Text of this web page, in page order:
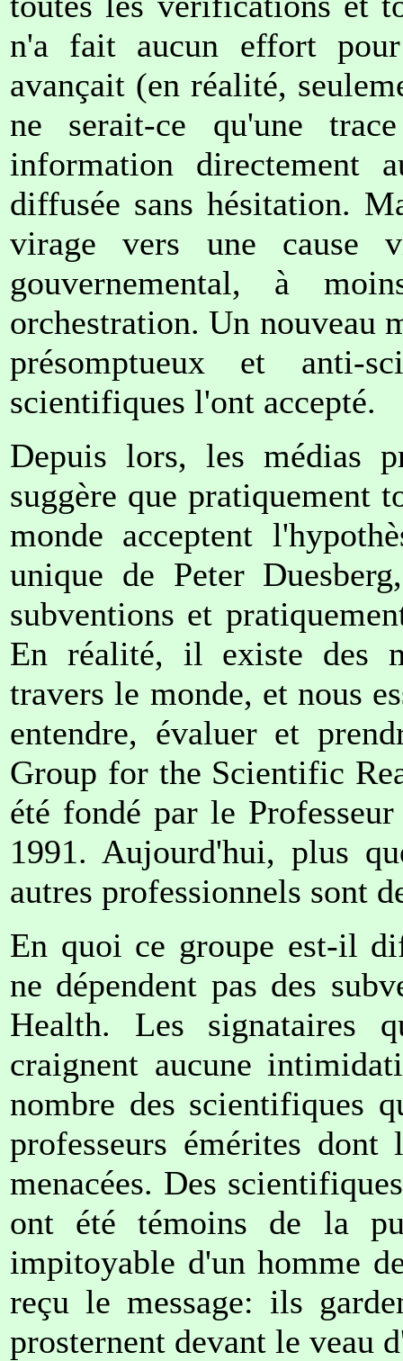
n'a fait aucun effort
avançait (en réalité,
ne serait-ce qu'une
information directement
diffusée sans hésitation.
virage vers une cause
gouvernemental, à
orchestration. Un nouveau
présomptueux et anti-
scientifiques l'ont accepté.
Depuis lors, les médias
suggère que pratiquement
monde acceptent
unique de Peter
subventions et
En réalité, il existe des
travers le monde, et nous
entendre, évaluer et
Group for the Scientific
été fondé par le
1991. Aujourd'hui, plus
autres professionnels sont
En quoi ce groupe est-il
ne dépendent pas des
Health. Les signataires
craignent aucune
nombre des scientifiques
professeurs émérites
menacées. Des
ont été témoins de la
impitoyable d'un homme
reçu le message: ils
prosternent devant le veau